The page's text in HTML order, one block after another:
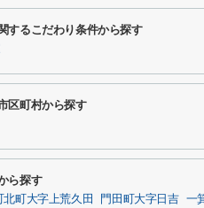
するこだわり条件から探す
区町村から探す
ら探す
北町大字上荒久田 門田町大字日吉 一